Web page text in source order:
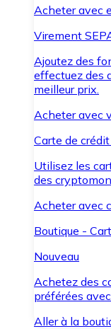
Acheter avec
Virement
Ajoutez des
effectuez des
meilleur prix.
Acheter avec
Carte de
Utilisez les
des
Acheter avec
Boutique -
Nouveau
Achetez des
préférées
Aller à la